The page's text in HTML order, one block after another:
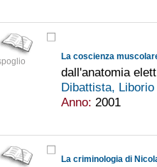
dall'anatomia
Dibattista, Liborio
Anno: 2001
La criminologia di